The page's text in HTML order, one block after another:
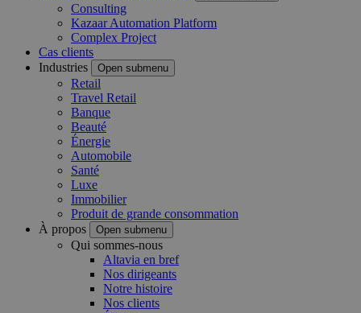
Consulting
Kazaar Automation Platform
Complex Project
Cas clients
Industries
Open submenu
Retail
Travel Retail
Banque
Beauté
Énergie
Automobile
Santé
Luxe
Immobilier
Produit de grande consommation
À propos
Open submenu
Qui sommes-nous
Altavia en bref
Nos dirigeants
Notre histoire
Nos clients